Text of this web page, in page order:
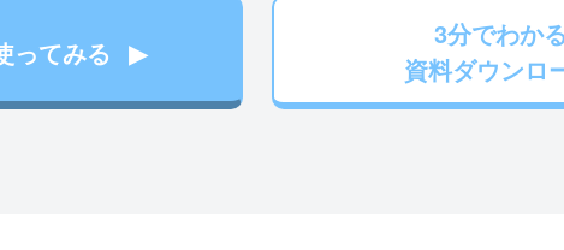
ってみる
3分でわかる
資料ダウンロ